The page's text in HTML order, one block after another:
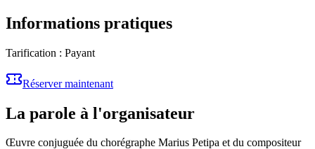
Informations pratiques
Tarification : Payant
Réserver maintenant
La parole à l'organisateur
Œuvre conjuguée du chorégraphe Marius Petipa et du compositeur